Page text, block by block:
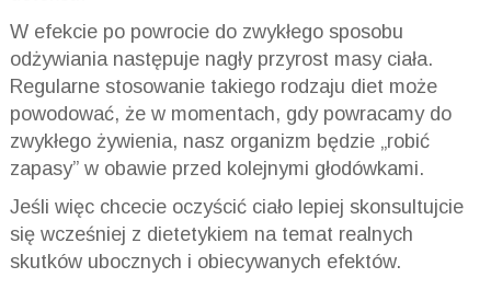
W efekcie po powrocie do zwykłego sposobu
odżywiania następuje nagły przyrost masy ciała.
Regularne stosowanie takiego rodzaju diet może
powodować, że w momentach, gdy powracamy do
zwykłego żywienia, nasz organizm będzie „robić
zapasy” w obawie przed kolejnymi głodówkami.
Jeśli więc chcecie oczyścić ciało lepiej skonsultujcie
się wcześniej z dietetykiem na temat realnych
skutków ubocznych i obiecywanych efektów.